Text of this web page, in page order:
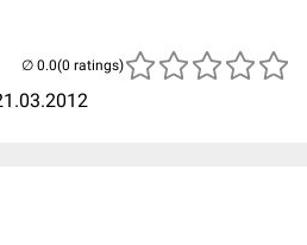
(0 ratings)